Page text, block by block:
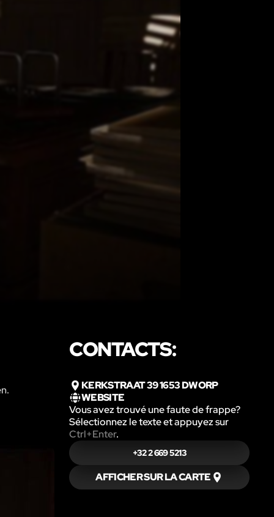
CONTACTS:
KERKSTRAAT 39 1653 DWORP
WEBSITE
Vous avez trouvé une faute de frappe?
Sélectionnez le texte et appuyez sur
Ctrl+Enter.
+32 2 669 5213
AFFICHER SUR LA CARTE